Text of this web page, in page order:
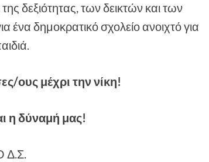
δεξιότητας, των δεικτών και των
δημοκρατικό σχολείο ανοιχτό για
ους μέχρι την νίκη!
η δύναμή μας!
Δ.Σ.